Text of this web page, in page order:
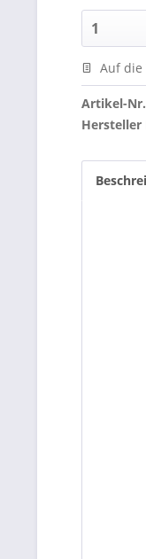
Auf die
Artikel-
Hersteller